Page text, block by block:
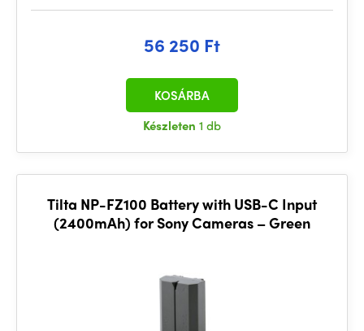
56 250 Ft
Készleten 1 db
KOSÁRBA
Tilta NP-FZ100 Battery with USB-C Input
(2400mAh) for Sony Cameras – Green